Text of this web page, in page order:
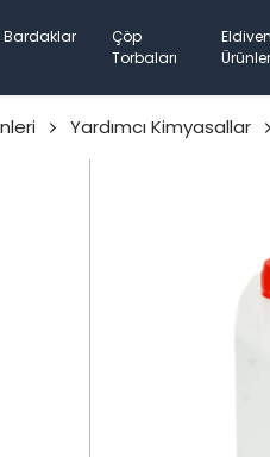
Bardaklar
Çöp
Torbaları
Yardımcı Kimyasallar